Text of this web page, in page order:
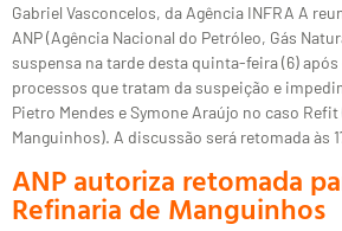
Gabriel Vasconcelos, da Agência INFRA A
ANP (Agência Nacional do Petróleo, Gás
suspensa na tarde desta quinta-feira (6)
processos que tratam da suspeição e
Pietro Mendes e Symone Araújo no caso
Manguinhos). A discussão será retomada às
ANP autoriza retomada
Refinaria de Manguinhos